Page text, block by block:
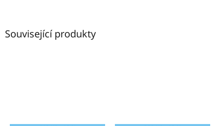
Související produkty